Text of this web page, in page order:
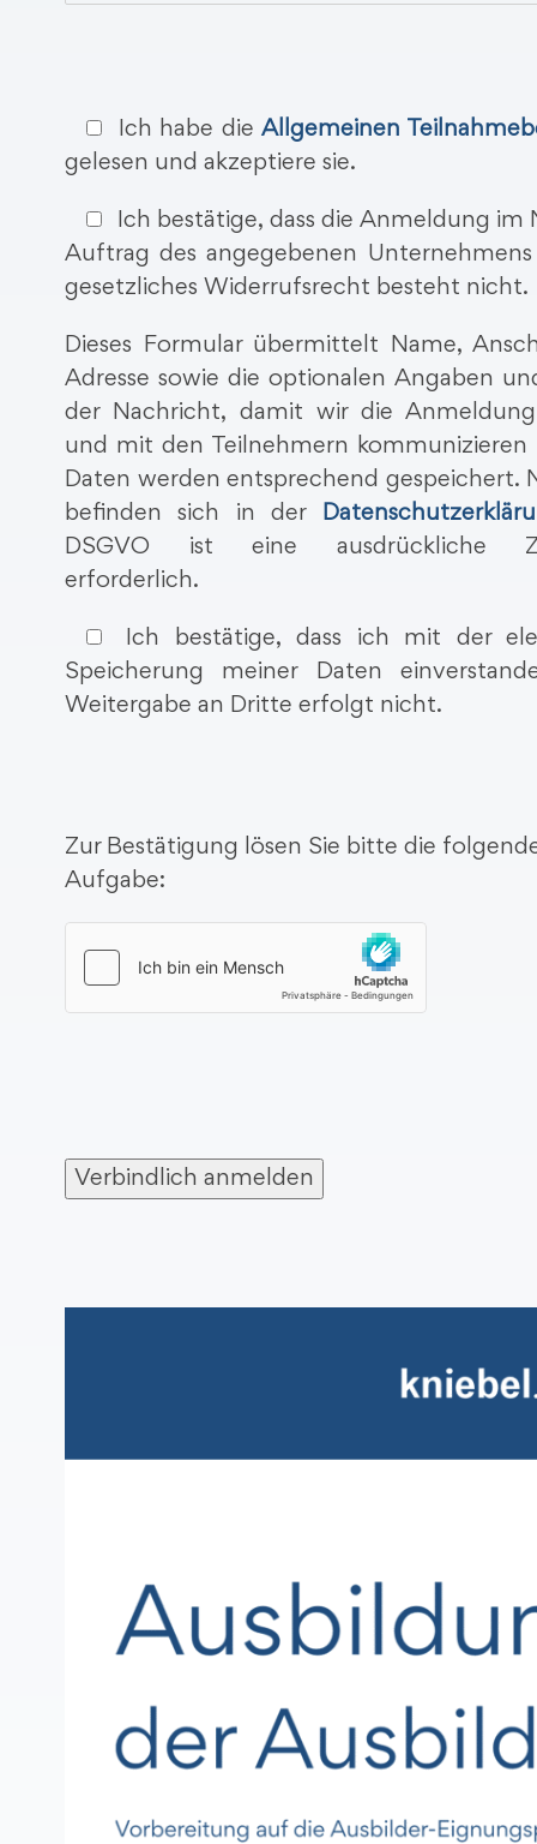
Ich habe die Allgemeinen
gelesen und akzeptiere sie.
Ich bestätige, dass die Anmeldung im
Auftrag des angegebenen
gesetzliches Widerrufsrecht besteht nicht.
Dieses Formular übermittelt Name,
Adresse sowie die optionalen Angaben
der Nachricht, damit wir die
und mit den Teilnehmern kommunizieren
Daten werden entsprechend gespeichert.
befinden sich in der
DSGVO ist eine ausdrückliche
erforderlich.
Ich bestätige, dass ich mit der
Speicherung meiner Daten
Weitergabe an Dritte erfolgt nicht.
Zur Bestätigung lösen Sie bitte die
Aufgabe: